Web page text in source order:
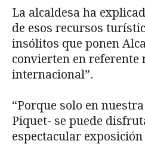
La alcaldesa ha
de esos recursos
insólitos que ponen
convierten en referente
internacional”.
“Porque solo en
Piquet- se puede
espectacular